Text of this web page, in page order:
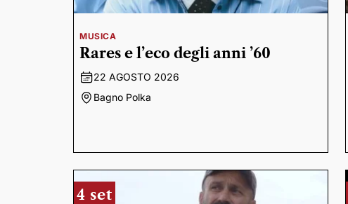
MUSICA
Rares e l’eco degli anni ’60
22 AGOSTO 2026
Bagno Polka
4 set